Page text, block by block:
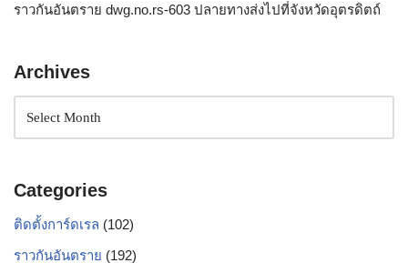
ราวกันอันตราย dwg.no.rs-603 ปลายทางส่งไปที่จังหวัดอุตรดิตถ์
Archives
Categories
ติดตั้งการ์ดเรล (102)
ราวกันอันตราย (192)